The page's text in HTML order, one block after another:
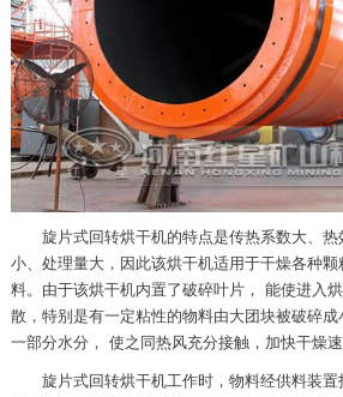
旋片式回转烘干机的特点是传热系数大、
小、处理量大，因此该烘干机适用于干燥各种
料。由于该烘干机内置了破碎叶片， 能使进入
散，特别是有一定粘性的物料由大团块被破碎
一部分水分， 使之同热风充分接触，加快干燥速
旋片式回转烘干机工作时，物料经供料装